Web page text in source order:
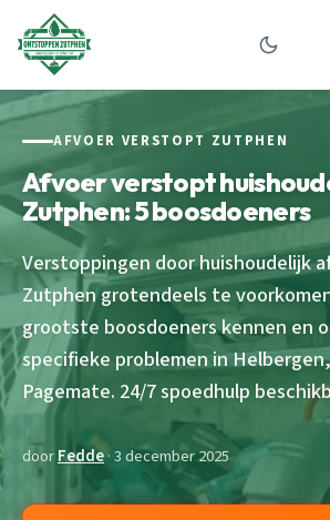
AFVOER VERSTOPT ZUTPHEN
Afvoer verstopt
Zutphen: 5 boosdoeners
Verstoppingen door huishoudelijk
Zutphen grotendeels te
grootste boosdoeners kennen en
specifieke problemen in
Pagemate. 24/7 spoedhulp
doorFedde· 3 december 2025